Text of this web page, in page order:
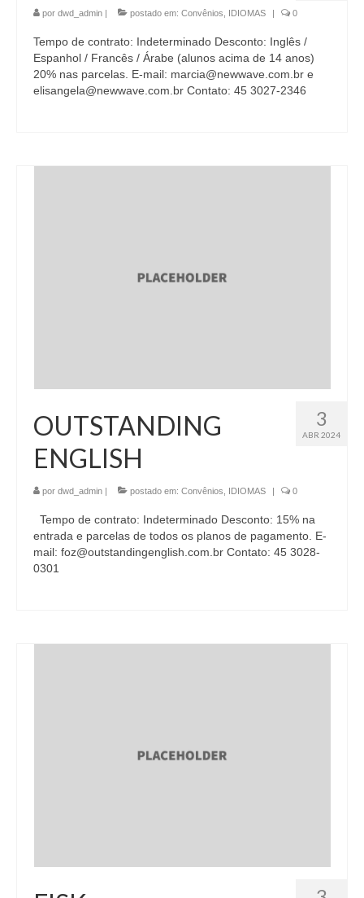
por dwd_admin | postado em: Convênios IDIOMAS | 0
Tempo de contrato: Indeterminado Desconto: Inglês /
Espanhol / Francês / Árabe (alunos acima de 14 anos)
20% nas parcelas. E-mail: marcia@newwave.com.br e
elisangela@newwave.com.br Contato: 45 3027-2346
3
ABR 2024
OUTSTANDING
ENGLISH
por dwd_admin | postado em: Convênios IDIOMAS | 0
Tempo de contrato: Indeterminado Desconto: 15% na
entrada e parcelas de todos os planos de pagamento. E-
mail: foz@outstandingenglish.com.br Contato: 45 3028-
0301